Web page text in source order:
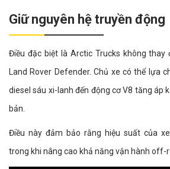
Giữ nguyên hệ truyền động
Điều đặc biệt là Arctic Trucks không thay
Land Rover Defender. Chủ xe có thể lựa
diesel sáu xi-lanh đến động cơ V8 tăng áp
bản.
Điều này đảm bảo rằng hiệu suất của
trong khi nâng cao khả năng vận hành off-